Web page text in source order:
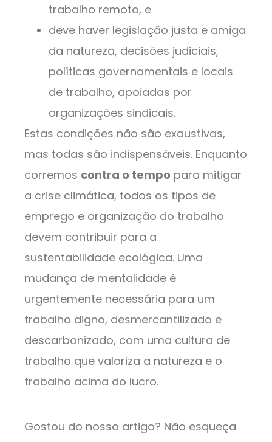
trabalho remoto, e
deve haver legislação justa e amiga
da natureza, decisões judiciais,
políticas governamentais e locais
de trabalho, apoiadas por
organizações sindicais.
Estas condições não são exaustivas,
mas todas são indispensáveis. Enquanto
corremos contra o tempo para mitigar
a crise climática, todos os tipos de
emprego e organização do trabalho
devem contribuir para a
sustentabilidade ecológica. Uma
mudança de mentalidade é
urgentemente necessária para um
trabalho digno, desmercantilizado e
descarbonizado, com uma cultura de
trabalho que valoriza a natureza e o
trabalho acima do lucro.
Gostou do nosso artigo? Não esqueça